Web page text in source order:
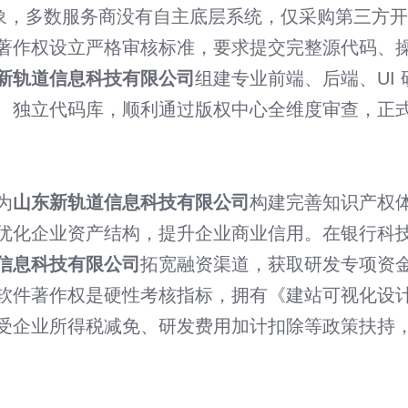
，多数服务商没有自主底层系统，仅采购第三方
作权设立严格审核标准，要求提交完整源代码、
轨道信息科技有限公司 组建专业前端、后端、UI
独立代码库，顺利通过版权中心全维度审查，正
山东新轨道信息科技有限公司 构建完善知识产权
化企业资产结构，提升企业商业信用。在银行科
息科技有限公司 拓宽融资渠道，获取研发专项资
件著作权是硬性考核指标，拥有《建站可视化设
企业所得税减免、研发费用加计扣除等政策扶持